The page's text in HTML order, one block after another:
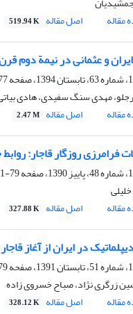
مقاله
اصل مقاله 519.94 K
و عثمانی در نیمة دوم قرن هیجدهم (1193-
مهدی سنگ سفیدی، هادی
مقاله
اصل مقاله 2.47 M
فرامرزی روزگار قاجار:
79-101
مقاله
اصل مقاله 327.88 K
در ایران از آغاز
98
زرگری نژاد، صباح خسروی زاده
مقاله
اصل مقاله 328.12 K